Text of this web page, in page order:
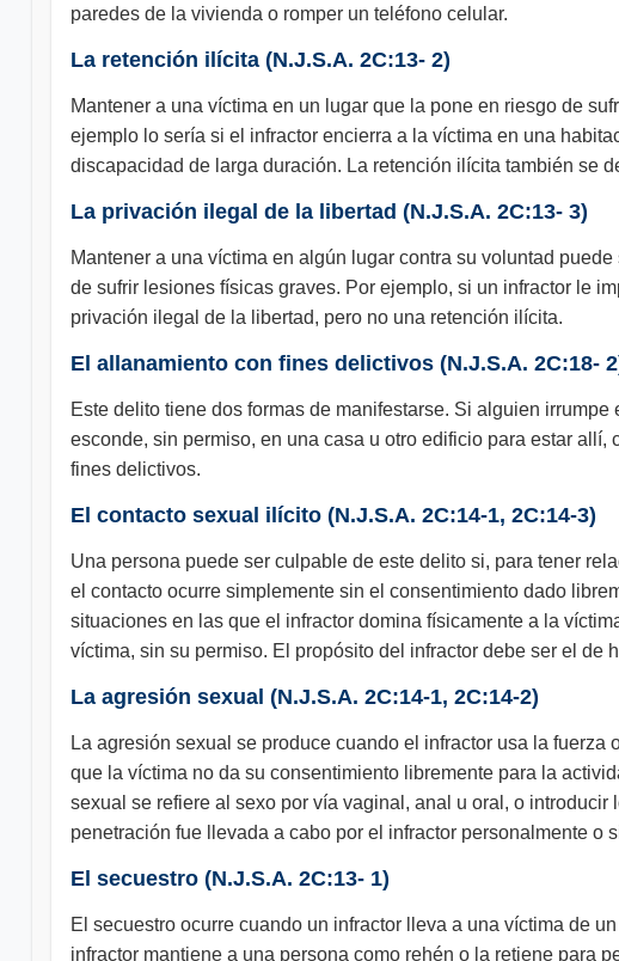
paredes de la vivienda o romper un teléfono celular.
La retención ilícita (N.J.S.A. 2C:13- 2)
Mantener a una víctima en un lugar que la pone en riesgo de
ejemplo lo sería si el infractor encierra a la víctima en una
discapacidad de larga duración. La retención ilícita también se
La privación ilegal de la libertad (N.J.S.A. 2C:13- 3)
Mantener a una víctima en algún lugar contra su voluntad
de sufrir lesiones físicas graves. Por ejemplo, si un infractor le
privación ilegal de la libertad, pero no una retención ilícita.
El allanamiento con fines delictivos (N.J.S.A. 2C:18-
Este delito tiene dos formas de manifestarse. Si alguien
esconde, sin permiso, en una casa u otro edificio para estar
fines delictivos.
El contacto sexual ilícito (N.J.S.A. 2C:14-1, 2C:14-3)
Una persona puede ser culpable de este delito si, para tener
el contacto ocurre simplemente sin el consentimiento dado
situaciones en las que el infractor domina físicamente a la
víctima, sin su permiso. El propósito del infractor debe ser el de
La agresión sexual (N.J.S.A. 2C:14-1, 2C:14-2)
La agresión sexual se produce cuando el infractor usa la
que la víctima no da su consentimiento libremente para la
sexual se refiere al sexo por vía vaginal, anal u oral, o
penetración fue llevada a cabo por el infractor personalmente o
El secuestro (N.J.S.A. 2C:13- 1)
El secuestro ocurre cuando un infractor lleva a una víctima de
infractor mantiene a una persona como rehén o la retiene para